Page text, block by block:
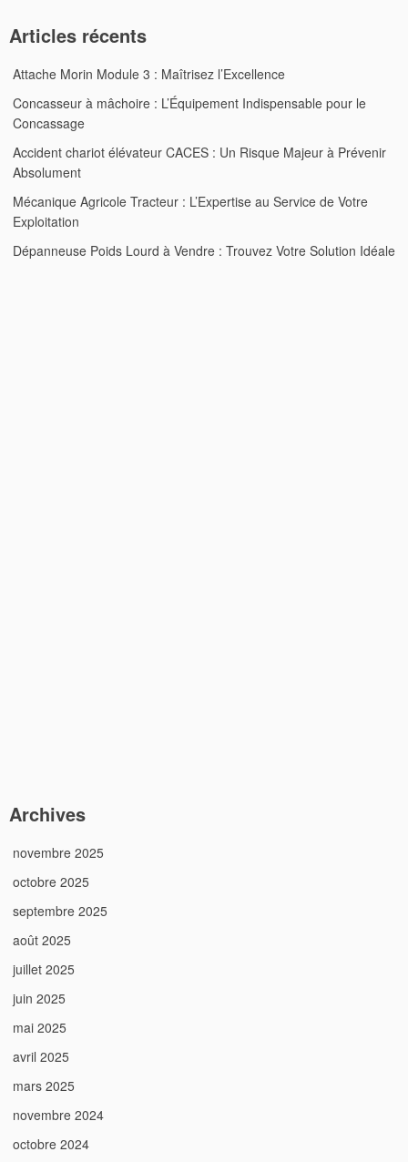
Articles récents
Attache Morin Module 3 : Maîtrisez l’Excellence
Concasseur à mâchoire : L’Équipement Indispensable pour le
Concassage
Accident chariot élévateur CACES : Un Risque Majeur à Prévenir
Absolument
Mécanique Agricole Tracteur : L’Expertise au Service de Votre
Exploitation
Dépanneuse Poids Lourd à Vendre : Trouvez Votre Solution Idéale
Archives
novembre 2025
octobre 2025
septembre 2025
août 2025
juillet 2025
juin 2025
mai 2025
avril 2025
mars 2025
novembre 2024
octobre 2024